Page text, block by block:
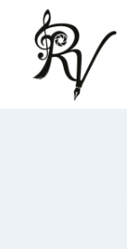
contenuto